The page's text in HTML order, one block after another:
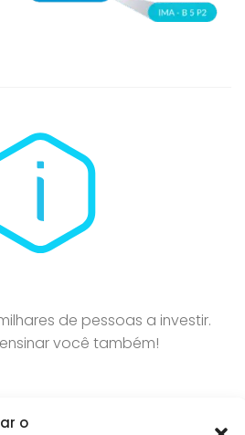
o
de pessoas a investir.
você também!